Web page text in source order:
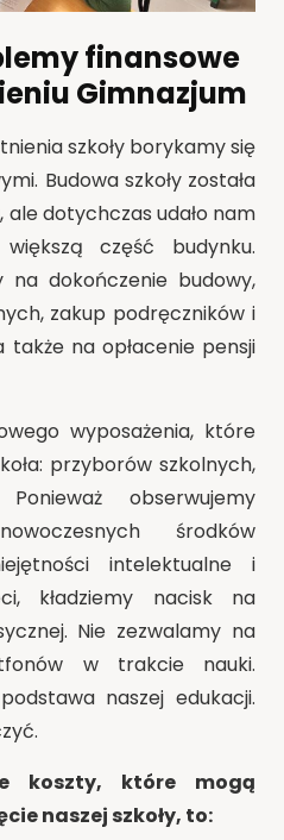
finansowe
Gimnazjum
szkoły borykamy się
Budowa szkoły została
ale dotychczas udało nam
część budynku.
na dokończenie budowy,
zakup podręczników i
na opłacenie pensji
wyposażenia, które
przyborów szkolnych,
obserwujemy
środków
intelektualne i
kładziemy nacisk na
Nie zezwalamy na
w trakcie nauki.
naszej edukacji.
koszty, które mogą
naszej szkoły, to: